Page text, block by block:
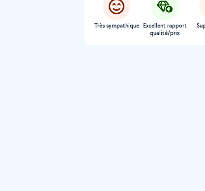
Très sympathique Excellent rapport
qualité/prix